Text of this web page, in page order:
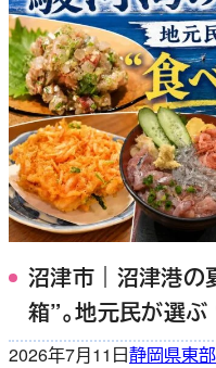
沼津市｜沼津港の
箱”。地元民が選
2026年7月11日静岡県東部